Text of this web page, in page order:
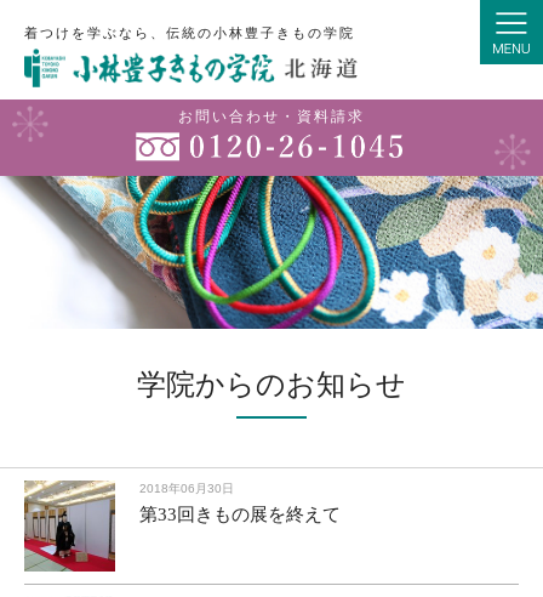
着つけを学ぶなら、伝統の小林豊子きもの学院
お問い合わせ・資料請求
学院からのお知らせ
2018年06月30日
第33回きもの展を終えて